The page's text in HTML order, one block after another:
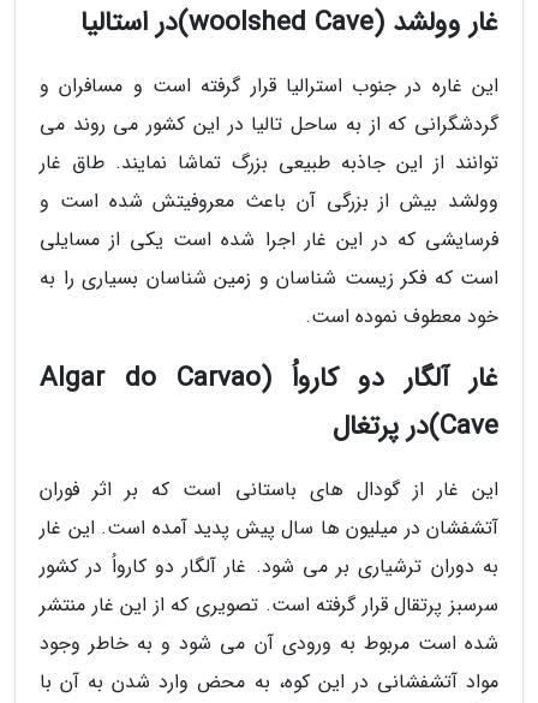
غار وولشد (woolshed Cave)در استالیا
این غاره در جنوب استرالیا قرار گرفته است و مسافران و
گردشگرانی که از به ساحل تالیا در این کشور می روند می
توانند از این جاذبه طبیعی بزرگ تماشا نمایند. طاق غار
وولشد بیش از بزرگی آن باعث معروفیتش شده است و
فرسایشی که در این غار اجرا شده است یکی از مسایلی
است که فکر زیست شناسان و زمین شناسان بسیاری را به
خود معطوف نموده است.
غار آلگار دو کارواُ (Algar do Carvao
Cave)در پرتغال
این غار از گودال های باستانی است که بر اثر فوران
آتشفشان در میلیون ها سال پیش پدید آمده است. این غار
به دوران ترشیاری بر می شود. غار آلگار دو کارواُ در کشور
سرسبز پرتقال قرار گرفته است. تصویری که از این غار منتشر
شده است مربوط به ورودی آن می شود و به خاطر وجود
مواد آتشفشانی در این کوه، به محض وارد شدن به آن با